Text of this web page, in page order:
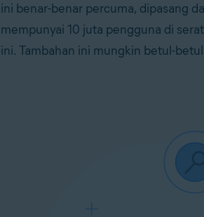
ini benar-benar percuma, dipasang
mempunyai 10 juta pengguna di
ini. Tambahan ini mungkin betul-